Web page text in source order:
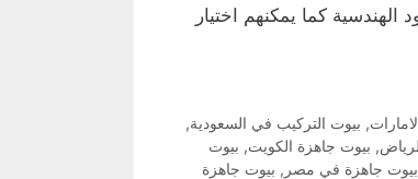
كما يمكنهم اختيار
, بيوت التركيب في السعودية,
, بيوت جاهزة الكويت, بيوت
بيوت جاهزة في مصر , بيوت جاهزة